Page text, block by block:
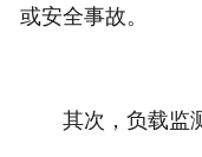
或安全事故。
其次，负载监测